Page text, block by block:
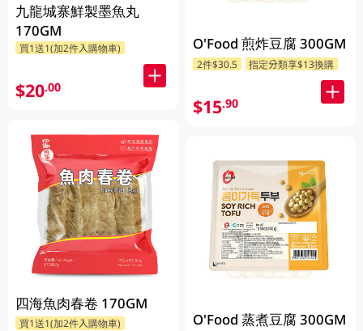
九龍城寨鮮製墨魚丸
170GM
買1送1(加2件入購物車)
$20.00
四海魚肉春卷 170GM
買1送1(加2件入購物車)
O'Food 煎炸豆腐 300GM
2件$30.5 指定分類享$13換購
$15.90
O'Food 蒸煮豆腐 300GM